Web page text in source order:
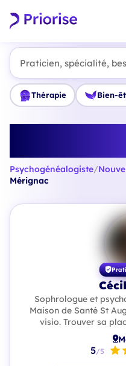
Praticien, spécialité,
Thérapie Bien-
Psychogénéalogiste/
Mérignac
Sophrologue et
Maison de Santé St
visio. Trouver sa
5/5